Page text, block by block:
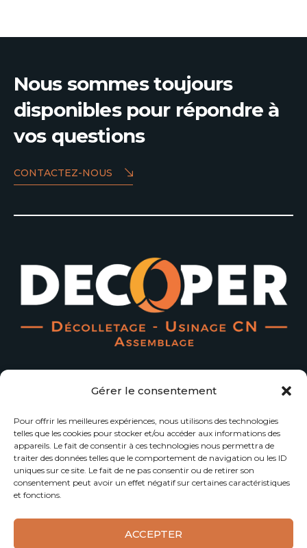
Gérer le consentement
Pour offrir les meilleures expériences, nous utilisons des technologies
telles que les cookies pour stocker et/ou accéder aux informations des
appareils. Le fait de consentir à ces technologies nous permettra de
traiter des données telles que le comportement de navigation ou les ID
uniques sur ce site. Le fait de ne pas consentir ou de retirer son
consentement peut avoir un effet négatif sur certaines caractéristiques
et fonctions.
ACCEPTER
Nous sommes toujours
disponibles pour répondre à
vos questions
CONTACTEZ-NOUS
Menu Principal
Accueil
Notre Société
Notre Expertise
Contact
Qualité